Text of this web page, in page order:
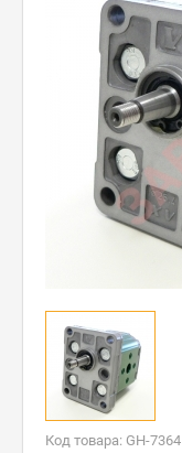
Код товара: GH-7364